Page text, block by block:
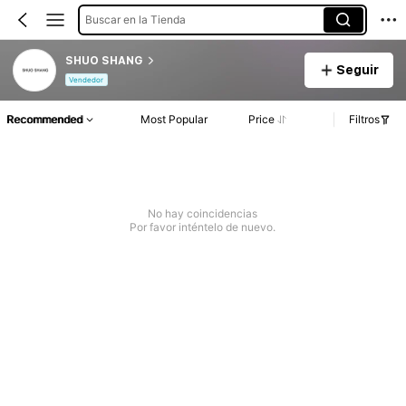
Buscar en la Tienda
SHUO SHANG
Vendedor
Seguir
Recommended Most Popular Price Filtros
No hay coincidencias
Por favor inténtelo de nuevo.